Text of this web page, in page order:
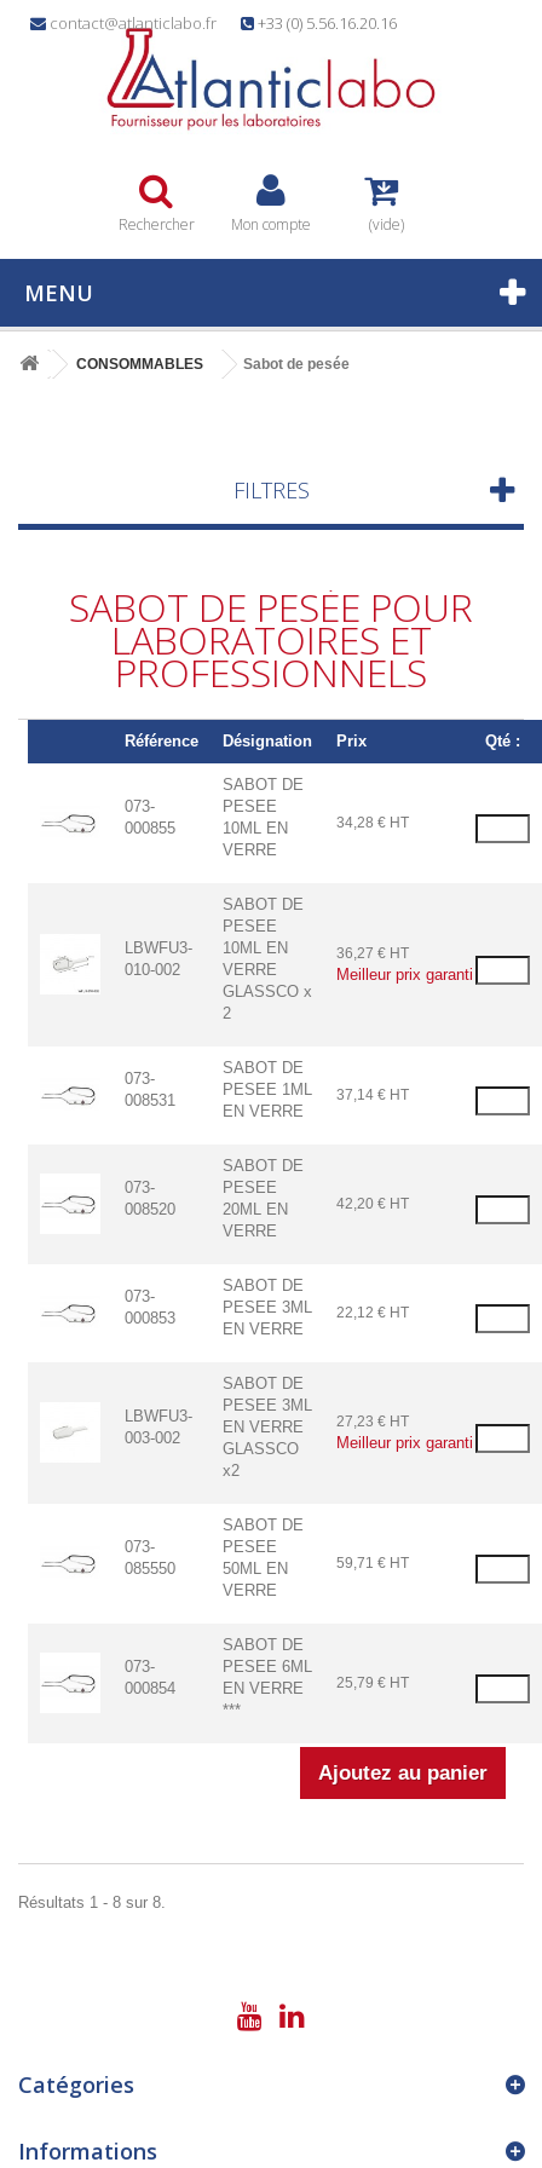
contact@atlanticlabo.fr +33 (0) 5.56.16.20.16
Rechercher Mon compte (vide)
MENU
CONSOMMABLES Sabot de pesée
FILTRES
SABOT DE PESÉE POUR
LABORATOIRES ET
PROFESSIONNELS
Référence Désignation Prix Qté :
073-
000855
SABOT DE
PESEE
10ML EN
VERRE
34,28 € HT
LBWFU3-
010-002
SABOT DE
PESEE
10ML EN
VERRE
GLASSCO x
2
36,27 € HT
Meilleur prix garanti
073-
008531
SABOT DE
PESEE 1ML
EN VERRE
37,14 € HT
073-
008520
SABOT DE
PESEE
20ML EN
VERRE
42,20 € HT
073-
000853
SABOT DE
PESEE 3ML
EN VERRE
22,12 € HT
LBWFU3-
003-002
SABOT DE
PESEE 3ML
EN VERRE
GLASSCO
x2
27,23 € HT
Meilleur prix garanti
073-
085550
SABOT DE
PESEE
50ML EN
VERRE
59,71 € HT
073-
000854
SABOT DE
PESEE 6ML
EN VERRE
***
25,79 € HT
Résultats 1 - 8 sur 8.
Catégories
Informations